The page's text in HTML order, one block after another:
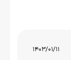
1403/01/11